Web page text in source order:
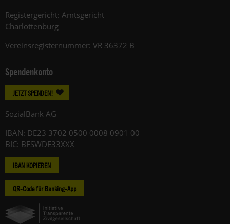
Registergericht: Amtsgericht
Charlottenburg
Vereinsregisternummer: VR 36372 B
Spendenkonto
JETZT SPENDEN!
SozialBank AG
IBAN: DE23 3702 0500 0008 0901 00
BIC: BFSWDE33XXX
IBAN KOPIEREN
QR-Code für Banking-App